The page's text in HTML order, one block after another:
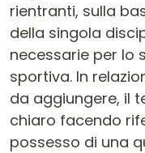
rientranti, sulla
della singola
necessarie per lo
sportiva. In
da aggiungere, il
chiaro facendo
possesso di una